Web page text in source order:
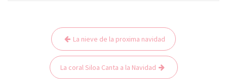
La nieve de la proxima navidad
La coral Siloa Canta a la Navidad